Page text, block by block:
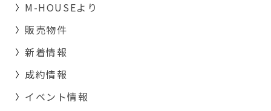
M-HOUSEより
販売物件
新着情報
成約情報
イベント情報